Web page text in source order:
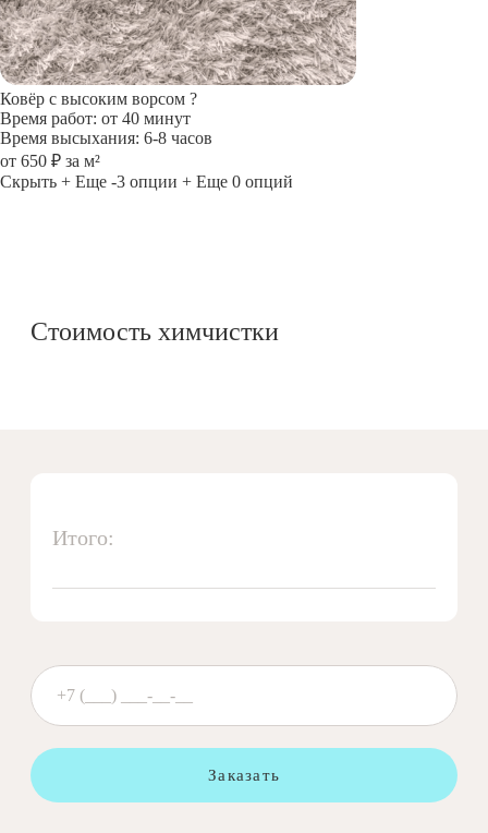
Ковёр с высоким ворсом ?
Время работ: от 40 минут
Время высыхания: 6-8 часов
от 650 ₽ за м²
Скрыть + Еще -3 опции + Еще 0 опций
Стоимость химчистки
Итого:
Заказать